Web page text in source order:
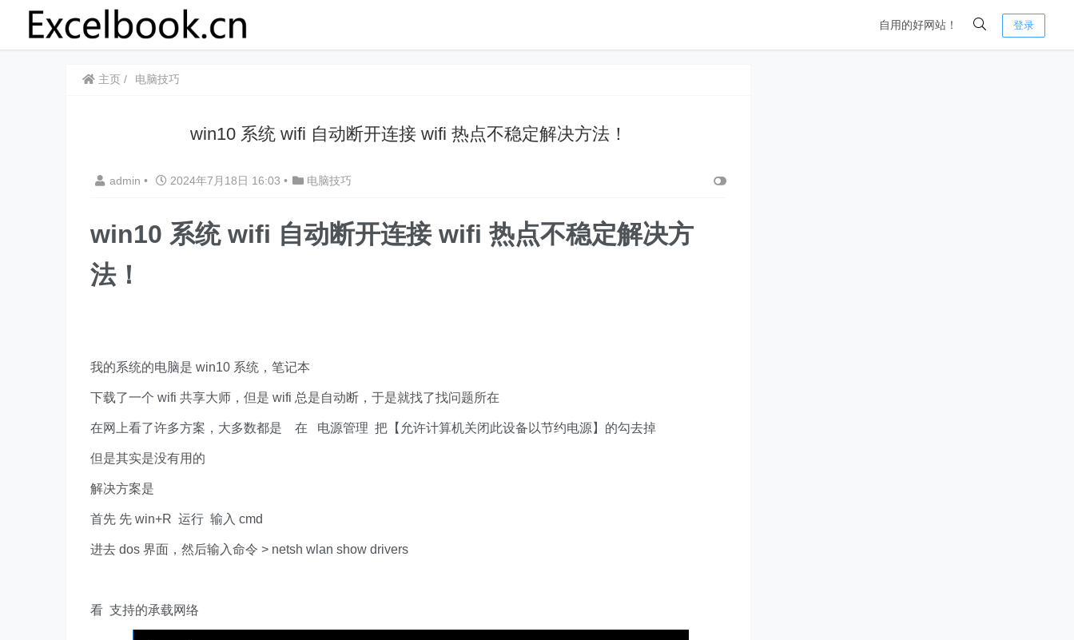
自用的好网站！ 登录
主页 电脑技巧
​​win10 系统 wifi 自动断开连接 wifi 热点不稳定解决方法！
admin • 2024年7月18日 16:03 • 电脑技巧
win10 系统 wifi 自动断开连接 wifi 热点不稳定解决方
法！
我的系统的电脑是 win10 系统，笔记本
下载了一个 wifi 共享大师，但是 wifi 总是自动断，于是就找了找问题所在
在网上看了许多方案，大多数都是 在 电源管理 把【允许计算机关闭此设备以节约电源】的勾去掉
但是其实是没有用的
解决方案是
首先 先 win+R 运行 输入 cmd
进去 dos 界面，然后输入命令 > netsh wlan show drivers
看 支持的承载网络